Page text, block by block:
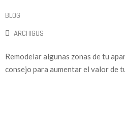
BLOG
ARCHIGUS
Remodelar algunas zonas de tu
consejo para aumentar el valor de